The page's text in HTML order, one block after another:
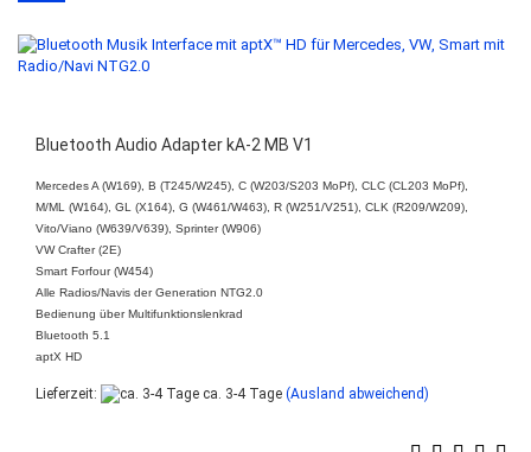
Bluetooth Audio Adapter kA-2 MB V1
Mercedes A (W169), B (T245/W245), C (W203/S203 MoPf), CLC (CL203 MoPf),
M/ML (W164), GL (X164), G (W461/W463), R (W251/V251), CLK (R209/W209),
Vito/Viano (W639/V639), Sprinter (W906)
VW Crafter (2E)
Smart Forfour (W454)
Alle Radios/Navis der Generation NTG2.0
Bedienung über Multifunktionslenkrad
Bluetooth 5.1
aptX HD
Lieferzeit: ca. 3-4 Tage (Ausland abweichend)